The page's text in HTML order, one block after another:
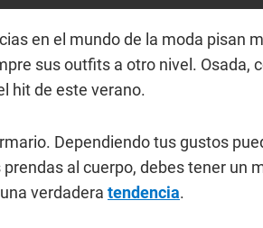
en el mundo de la moda pisan
sus outfits a otro nivel. Osada,
hit de este verano.
Dependiendo tus gustos
al cuerpo, debes tener un
verdadera tendencia.